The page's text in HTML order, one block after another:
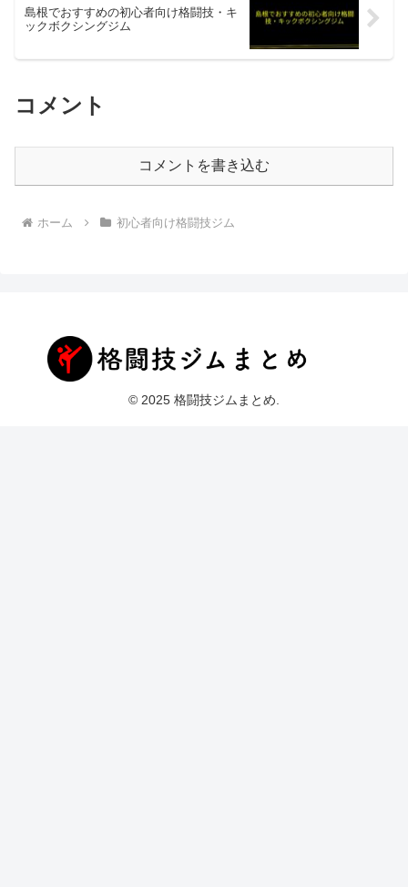
島根でおすすめの初心者向け格闘技・キ
ックボクシングジム
コメント
コメントを書き込む
ホーム 初心者向け格闘技ジム
© 2025 格闘技ジムまとめ.